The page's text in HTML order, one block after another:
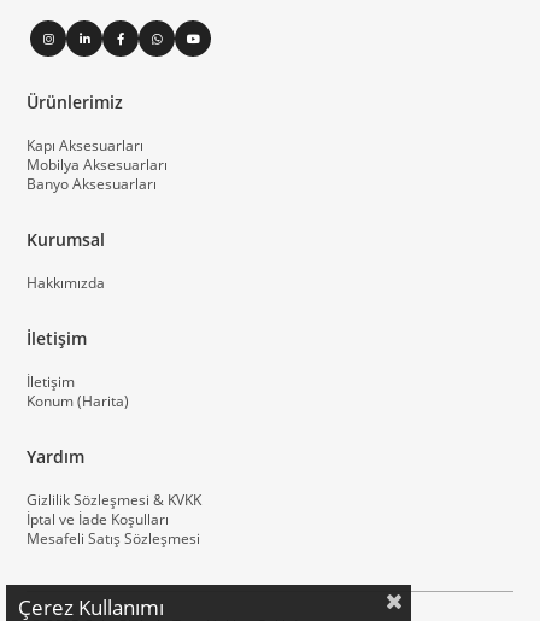
Ürünlerimiz
Kapı Aksesuarları
Mobilya Aksesuarları
Banyo Aksesuarları
Kurumsal
Hakkımızda
İletişim
İletişim
Konum (Harita)
Yardım
Gizlilik Sözleşmesi & KVKK
İptal ve İade Koşulları
Mesafeli Satış Sözleşmesi
Çerez Kullanımı